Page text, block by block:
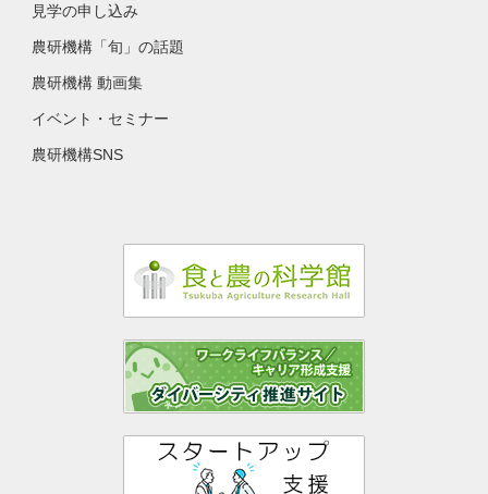
見学の申し込み
農研機構「旬」の話題
農研機構 動画集
イベント・セミナー
農研機構SNS